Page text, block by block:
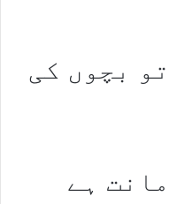
بچوں کی
ہے